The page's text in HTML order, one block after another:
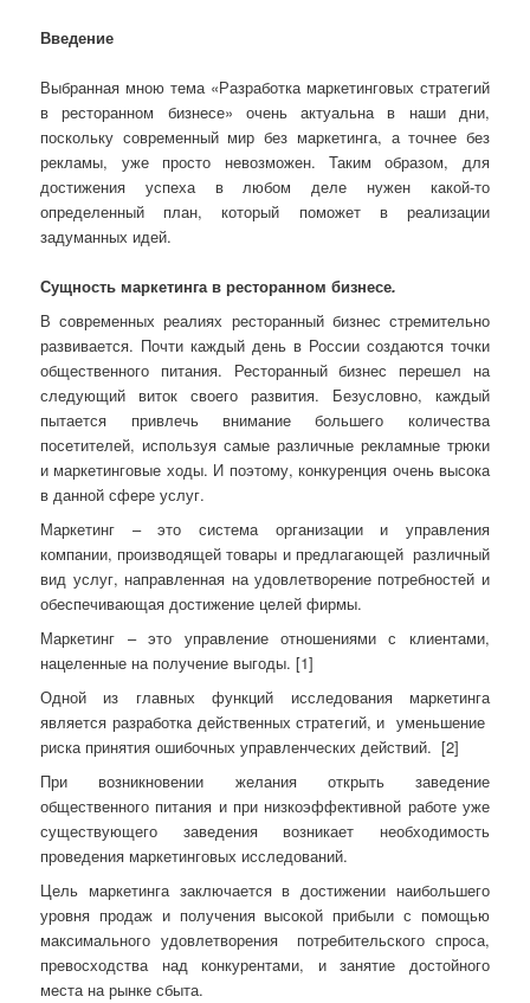
Введение
Выбранная мною тема «Разработка маркетинговых стратегий
в ресторанном бизнесе» очень актуальна в наши дни,
поскольку современный мир без маркетинга, а точнее без
рекламы, уже просто невозможен. Таким образом, для
достижения успеха в любом деле нужен какой-то
определенный план, который поможет в реализации
задуманных идей.
Сущность маркетинга в ресторанном бизнесе.
В современных реалиях ресторанный бизнес стремительно
развивается. Почти каждый день в России создаются точки
общественного питания. Ресторанный бизнес перешел на
следующий виток своего развития. Безусловно, каждый
пытается привлечь внимание большего количества
посетителей, используя самые различные рекламные трюки
и маркетинговые ходы. И поэтому, конкуренция очень высока
в данной сфере услуг.
Маркетинг – это система организации и управления
компании, производящей товары и предлагающей различный
вид услуг, направленная на удовлетворение потребностей и
обеспечивающая достижение целей фирмы.
Маркетинг – это управление отношениями с клиентами,
нацеленные на получение выгоды. [1]
Одной из главных функций исследования маркетинга
является разработка действенных стратегий, и уменьшение
риска принятия ошибочных управленческих действий. [2]
При возникновении желания открыть заведение
общественного питания и при низкоэффективной работе уже
существующего заведения возникает необходимость
проведения маркетинговых исследований.
Цель маркетинга заключается в достижении наибольшего
уровня продаж и получения высокой прибыли с помощью
максимального удовлетворения
потребительского спроса,
превосходства над конкурентами, и занятие достойного
места на рынке сбыта.